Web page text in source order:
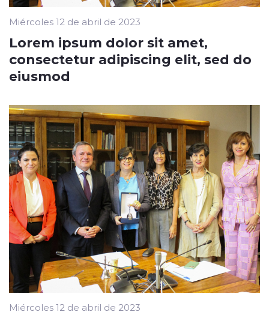
Miércoles 12 de abril de 2023
Lorem ipsum dolor sit amet,
consectetur adipiscing elit, sed do
eiusmod
Miércoles 12 de abril de 2023